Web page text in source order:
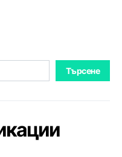
Търсене